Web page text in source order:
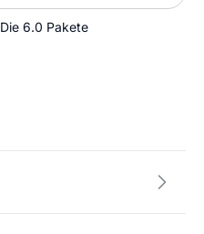
Die 6.0 Pakete